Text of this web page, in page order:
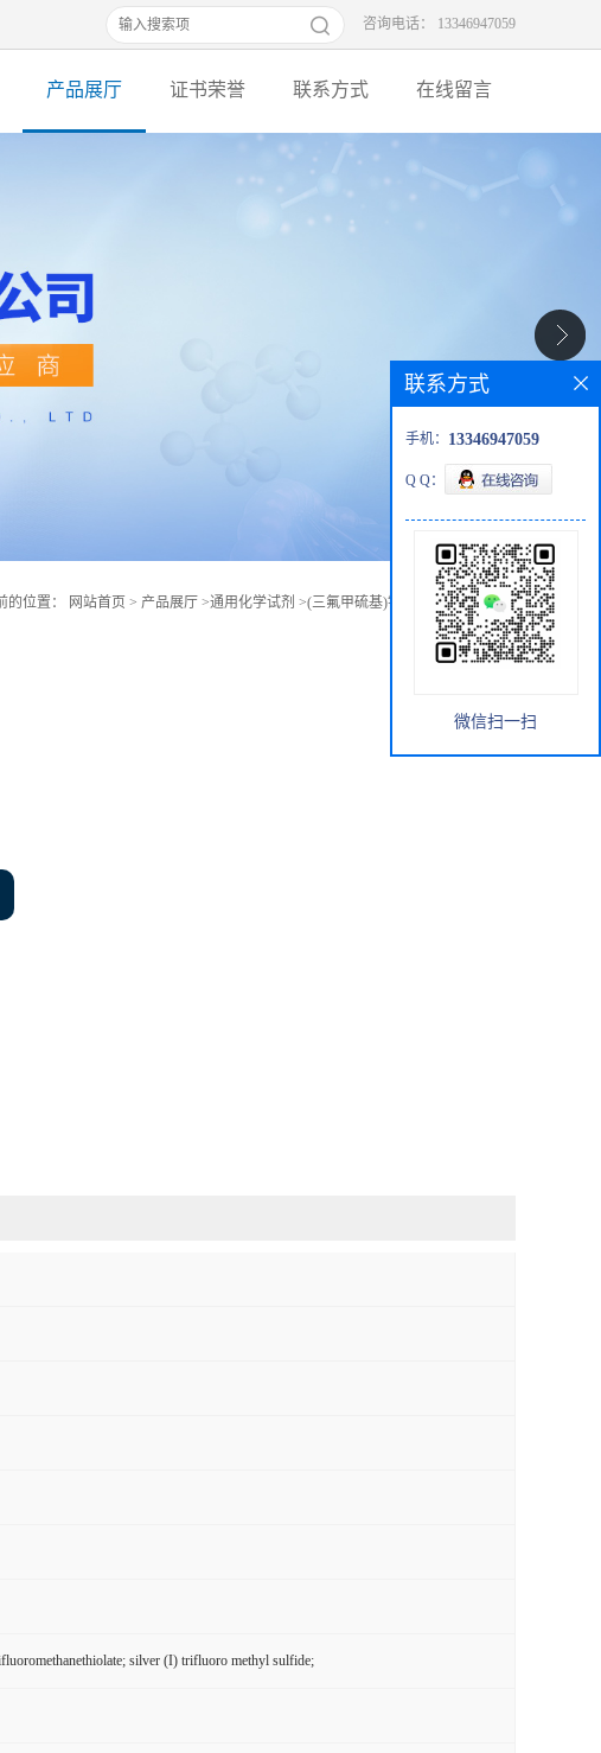
咨询电话： 13346947059
产品展厅 证书荣誉 联系方式 在线留言
的位置： 网站首页 > 产品展厅 >通用化学试剂 >(三氟甲硫基)银(I) cas；811-68-7
silver (I) trifluoro methyl sulfide;
联系方式
手机： 13346947059
Q Q：
微信扫一扫